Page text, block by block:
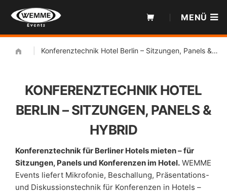
Inhalt
MENÜ
Konferenztechnik Hotel Berlin – Sitzungen, Panels & Hybrid
KONFERENZTECHNIK HOTEL
BERLIN – SITZUNGEN, PANELS &
HYBRID
Konferenztechnik für Berliner Hotels mieten – für
Sitzungen, Panels und Konferenzen im Hotel. WEMME
Events liefert Mikrofonie, Beschallung, Präsentations-
und Diskussionstechnik für Konferenzen in Hotels –